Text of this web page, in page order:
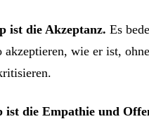
ist die Akzeptanz. Es
akzeptieren, wie er ist,
ist die Empathie und